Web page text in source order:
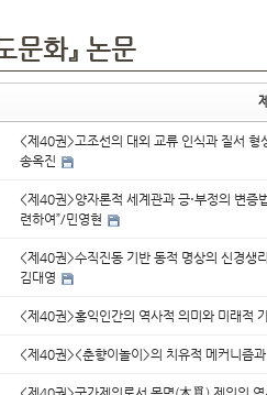
문화』 논문
<제40권>고조선의 대외 교류 인식과 질서
송옥진
<제40권>양자론적 세계관과 긍⋅부정의 변증
련하여”/민영현
<제40권>수직진동 기반 동적 명상의 신경
김대영
<제40권>홍익인간의 역사적 의미와 미래적
<제40권><춘향이놀이>의 치유적 메커니즘